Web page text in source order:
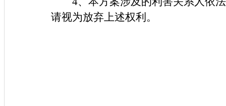
请视为放弃上述权利。